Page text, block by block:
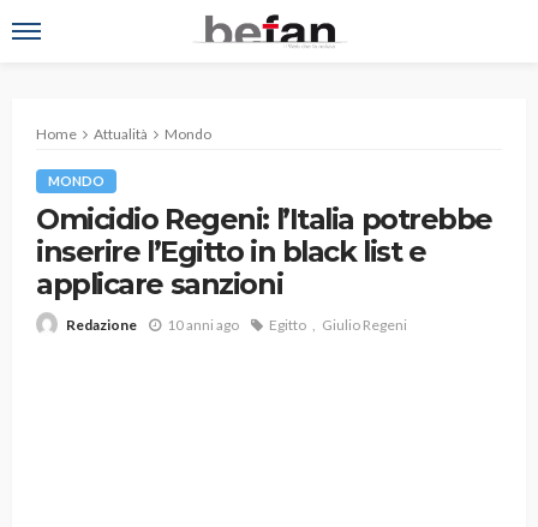
Home Attualità Mondo
MONDO
Omicidio Regeni: l’Italia potrebbe
inserire l’Egitto in black list e
applicare sanzioni
Redazione 10 anni ago Egitto Giulio Regeni